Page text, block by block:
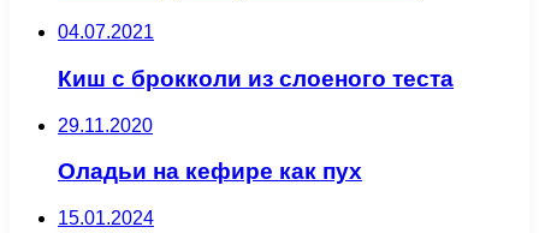
04.07.2021
Киш с брокколи из слоеного теста
29.11.2020
Оладьи на кефире как пух
15.01.2024